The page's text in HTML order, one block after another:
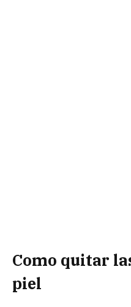
Como quitar
piel